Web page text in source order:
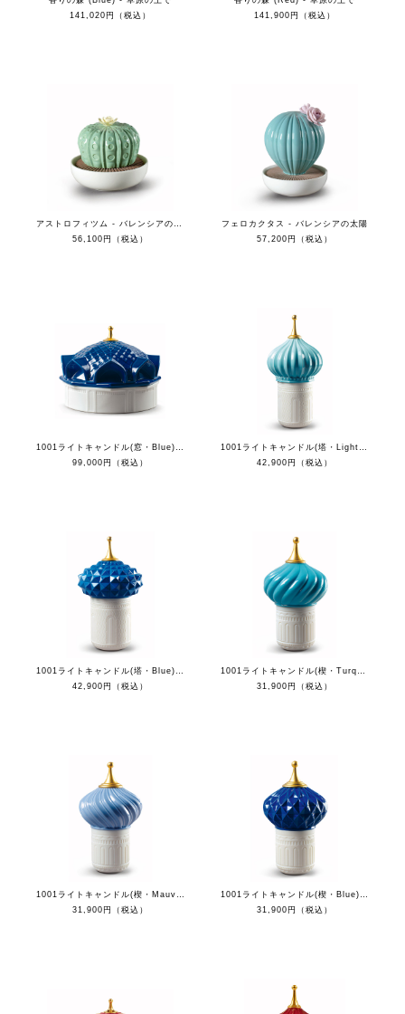
141,020円（税込）
141,900円（税込）
アストロフィツム - バレンシアの太陽
56,100円（税込）
フェロカクタス - バレンシアの太陽
57,200円（税込）
1001ライトキャンドル(窓・Blue) - 自由な心
99,000円（税込）
1001ライトキャンドル(塔・Light Blue) - 自由な心
42,900円（税込）
1001ライトキャンドル(塔・Blue) - 自由な心
42,900円（税込）
1001ライトキャンドル(楔・Turquoise) - 自由な心
31,900円（税込）
1001ライトキャンドル(楔・Mauve) - 自由な心
31,900円（税込）
1001ライトキャンドル(楔・Blue) - 自由な心
31,900円（税込）